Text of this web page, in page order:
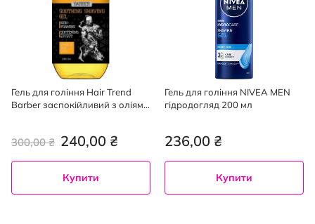
Гель для гоління Hair Trend
Barber заспокійливий з оліями
240,00 ₴
300,00 ₴
Купити
Гель для гоління NIVEA MEN
гідродогляд 200 мл
236,00 ₴
Купити